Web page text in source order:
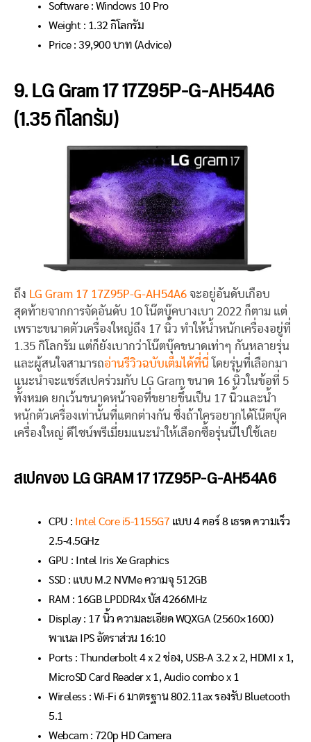
Software : Windows 10 Pro
Weight : 1.32 กิโลกรัม
Price : 39,900บาท (Advice)
9. LG Gram 17 17Z95P-G-AH54A6
(1.35 กิโลกรัม)
ถึง LG Gram 17 17Z95P-G-AH54A6 จะอยู่อันดับเกือบ
สุดท้ายจากการจัดอันดับ 10 โน๊ตบุ๊คบางเบา 2022 ก็ตาม แต่
เพราะขนาดตัวเครื่องใหญ่ถึง 17 นิ้ว ทำให้น้ำหนักเครื่องอยู่ที่
1.35 กิโลกรัม แต่ก็ยังเบากว่าโน๊ตบุ๊คขนาดเท่าๆ กันหลายรุ่น
และผู้สนใจสามารถอ่านรีวิวฉบับเต็มได้ที่นี่ โดยรุ่นที่เลือกมา
แนะนำจะแชร์สเปคร่วมกับ LG Gram ขนาด 16 นิ้วในข้อที่ 5
ทั้งหมด ยกเว้นขนาดหน้าจอที่ขยายขึ้นเป็น 17 นิ้วและน้ำ
หนักตัวเครื่องเท่านั้นที่แตกต่างกัน ซึ่งถ้าใครอยากได้โน๊ตบุ๊ค
เครื่องใหญ่ ดีไซน์พรีเมี่ยมแนะนำให้เลือกซื้อรุ่นนี้ไปใช้เลย
สเปคของ LG GRAM 17 17Z95P-G-AH54A6
CPU : Intel Core i5-1155G7 แบบ 4 คอร์ 8 เธรด ความเร็ว
2.5-4.5GHz
GPU : Intel Iris Xe Graphics
SSD : แบบ M.2 NVMe ความจุ 512GB
RAM : 16GB LPDDR4x บัส 4266MHz
Display : 17 นิ้ว ความละเอียด WQXGA (2560×1600)
พาเนล IPS อัตราส่วน 16:10
Ports : Thunderbolt 4 x 2 ช่อง, USB-A 3.2 x 2, HDMI x 1,
MicroSD Card Reader x 1, Audio combo x 1
Wireless : Wi-Fi 6 มาตรฐาน 802.11ax รองรับ Bluetooth
5.1
Webcam : 720p HD Camera